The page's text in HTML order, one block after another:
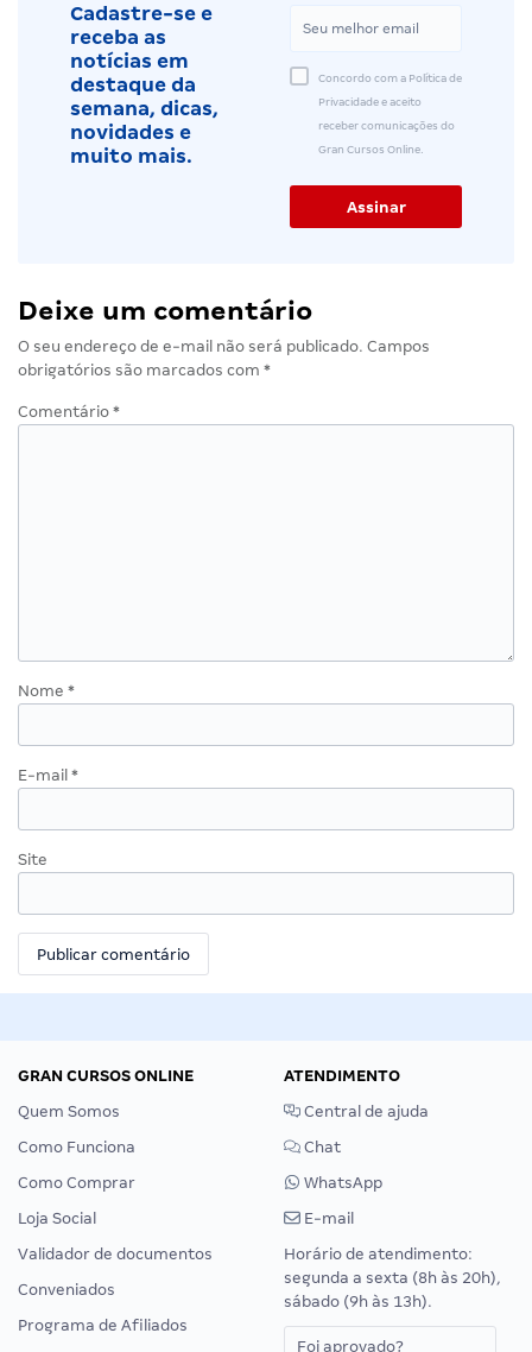
Cadastre-se e
receba as
notícias em
destaque da
semana, dicas,
novidades e
muito mais.
Concordo com a Política de
Privacidade e aceito
receber comunicações do
Gran Cursos Online.
Deixe um comentário
O seu endereço de e-mail não será publicado. Campos
obrigatórios são marcados com *
Comentário *
Nome *
E-mail *
Site
GRAN CURSOS ONLINE
Quem Somos
Como Funciona
Como Comprar
Loja Social
Validador de documentos
Conveniados
Programa de Afiliados
ATENDIMENTO
Central de ajuda
Chat
WhatsApp
E-mail
Horário de atendimento:
segunda a sexta (8h às 20h),
sábado (9h às 13h).
Foi aprovado?